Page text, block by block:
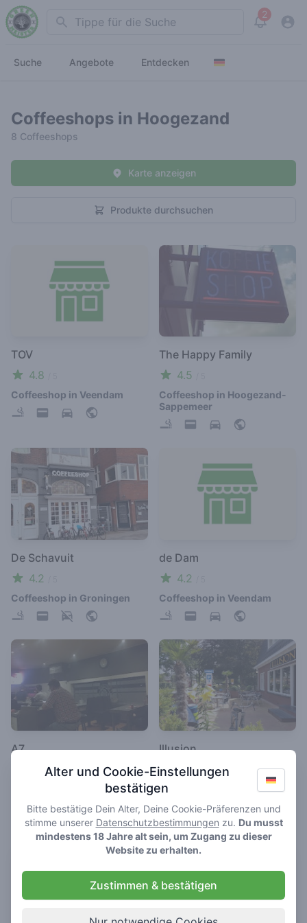
Search 2
View
Suche Angebote Entdecken
Coffeeshops in Hoogezand
8 Coffeeshops
Produkte durchsuchen
Karte anzeigen
TOV
4.8
Coffeeshop in Veendam
The Happy Family
4.5
Coffeeshop in Hoogezand-
Sappemeer
De Schavuit
4.2
Coffeeshop in Groningen
de Dam
4.2
Coffeeshop in Veendam
A7
3.6/ 5
Coffeeshop in Hoogezand-
Illusion
3.2 / 5
Coffeeshop in Zuidlaren
Alter und Cookie-Einstellungen
bestätigen
Bitte bestätige Dein Alter, Deine Cookie-Präferenzen und
stimme unserer Datenschutzbestimmungen zu. Du musst
mindestens 18 Jahre alt sein, um Zugang zu dieser
Website zu erhalten.
Zustimmen & bestätigen